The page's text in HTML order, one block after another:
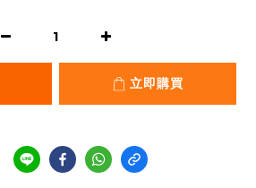
立即購買